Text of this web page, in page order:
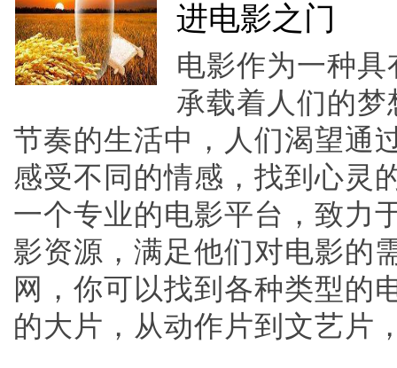
进电影之门
电影作为一种
承载着人们的
节奏的生活中，人们渴望通
感受不同的情感，找到心灵
一个专业的电影平台，致力
影资源，满足他们对电影的
网，你可以找到各种类型的
的大片，从动作片到文艺片